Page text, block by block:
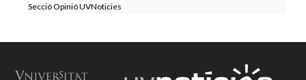
Secció Opinió UVNoticies